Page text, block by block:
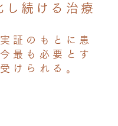
し続ける治療
証のもとに患
最も必要とす
けられる。